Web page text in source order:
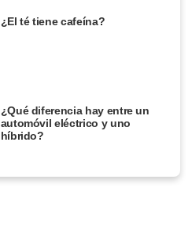
¿El té tiene cafeína?
¿Qué diferencia hay entre un
automóvil eléctrico y uno
híbrido?